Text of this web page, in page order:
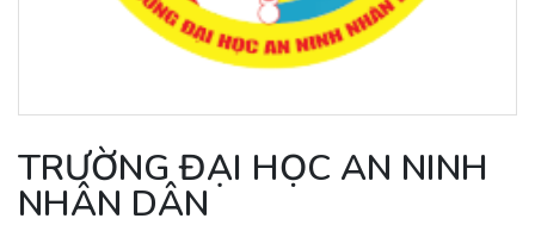
TRƯỜNG ĐẠI HỌC AN NINH
NHÂN DÂN